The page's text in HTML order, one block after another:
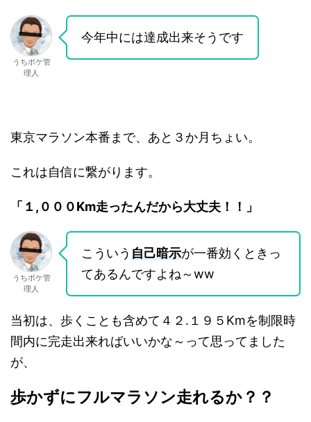
うちポケ管
理人
今年中には達成出来そうです
東京マラソン本番まで、あと３か月ちょい。
これは自信に繋がります。
「１,０００Km走ったんだから大丈夫！！」
うちポケ管
理人
こういう自己暗示が一番効くときっ
てあるんですよね～ww
当初は、歩くことも含めて４２.１９５Kmを制限時
間内に完走出来ればいいかな～って思ってました
が、
歩かずにフルマラソン走れるか？？